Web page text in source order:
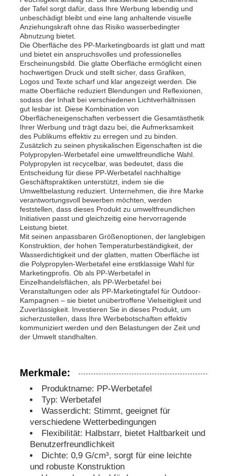
Über uns
Fabrik Tour
Qualitätskontrolle
Kontakt
Nachrichten
Alle Fälle
Referenzen
Pp.-Plastikbrett
PP Werbeplattform
Kunststoff PP-Platte
PPS-Bericht
Flammhemmende Polypropylenfolie
Pp. höhlen Bau-Brett aus
PP-Wandplatte
Polypropylenblatt
der Tafel sorgt dafür, dass Ihre Werbung lebendig und
unbeschädigt bleibt und eine lang anhaltende visuelle
Anziehungskraft ohne das Risiko wasserbedingter
Abnutzung bietet.
Die Oberfläche des PP-Marketingboards ist glatt und matt
und bietet ein anspruchsvolles und professionelles
Erscheinungsbild. Die glatte Oberfläche ermöglicht einen
hochwertigen Druck und stellt sicher, dass Grafiken,
Logos und Texte scharf und klar angezeigt werden. Die
matte Oberfläche reduziert Blendungen und Reflexionen,
sodass der Inhalt bei verschiedenen Lichtverhältnissen
gut lesbar ist. Diese Kombination von
Oberflächeneigenschaften verbessert die Gesamtästhetik
Ihrer Werbung und trägt dazu bei, die Aufmerksamkeit
des Publikums effektiv zu erregen und zu binden.
Zusätzlich zu seinen physikalischen Eigenschaften ist die
Polypropylen-Werbetafel eine umweltfreundliche Wahl.
Polypropylen ist recycelbar, was bedeutet, dass die
Entscheidung für diese PP-Werbetafel nachhaltige
Geschäftspraktiken unterstützt, indem sie die
Umweltbelastung reduziert. Unternehmen, die ihre Marke
verantwortungsvoll bewerben möchten, werden
feststellen, dass dieses Produkt zu umweltfreundlichen
Initiativen passt und gleichzeitig eine hervorragende
Leistung bietet.
Mit seinen anpassbaren Größenoptionen, der langlebigen
Konstruktion, der hohen Temperaturbeständigkeit, der
Wasserdichtigkeit und der glatten, matten Oberfläche ist
die Polypropylen-Werbetafel eine erstklassige Wahl für
Marketingprofis. Ob als PP-Werbetafel in
Einzelhandelsflächen, als PP-Werbetafel bei
Veranstaltungen oder als PP-Marketingtafel für Outdoor-
Kampagnen – sie bietet unübertroffene Vielseitigkeit und
Zuverlässigkeit. Investieren Sie in dieses Produkt, um
sicherzustellen, dass Ihre Werbebotschaften effektiv
kommuniziert werden und den Belastungen der Zeit und
der Umwelt standhalten.
Merkmale:
Produktname: PP-Werbetafel
Typ: Werbetafel
Wasserdicht: Stimmt, geeignet für
verschiedene Wetterbedingungen
Flexibilität: Halbstarr, bietet Haltbarkeit und
Benutzerfreundlichkeit
Dichte: 0,9 G/cm³, sorgt für eine leichte
und robuste Konstruktion